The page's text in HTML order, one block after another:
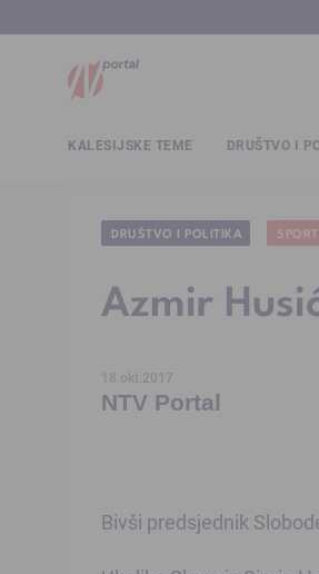
KALESIJSKE TEME DRUŠTVO I
DRUŠTVO I POLITIKA SPORT
Azmir
18.okt.2017
NTV Portal
Bivši predsjednik